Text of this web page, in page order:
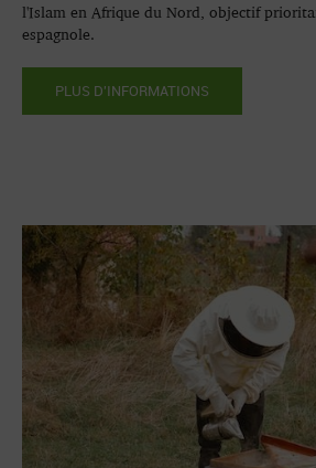
l'Islam en Afrique du Nord, objectif
espagnole.
PLUS D'INFORMATIONS